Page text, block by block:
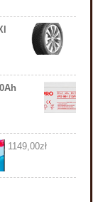
1149,00zł